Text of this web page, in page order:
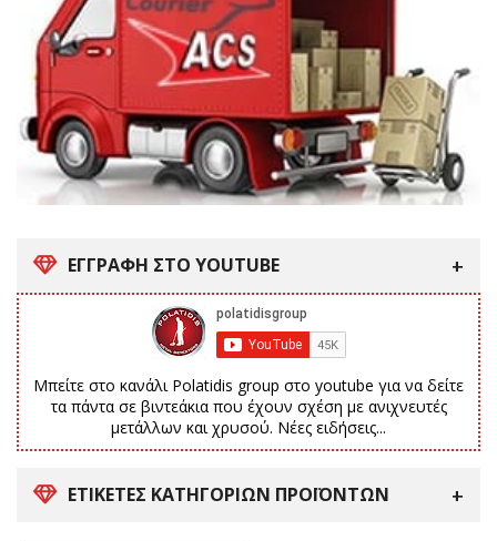
ΕΓΓΡΑΦΗ ΣΤΟ YOUTUBE
Μπείτε στο κανάλι Polatidis group στο youtube για να δείτε
τα πάντα σε βιντεάκια που έχουν σχέση με ανιχνευτές
μετάλλων και χρυσού. Νέες ειδήσεις...
ΕΤΙΚΈΤΕΣ ΚΑΤΗΓΟΡΙΏΝ ΠΡΟΪΌΝΤΩΝ